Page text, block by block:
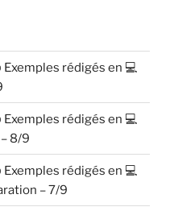
rédigés en 💻
rédigés en 💻
8/9
rédigés en 💻
– 7/9